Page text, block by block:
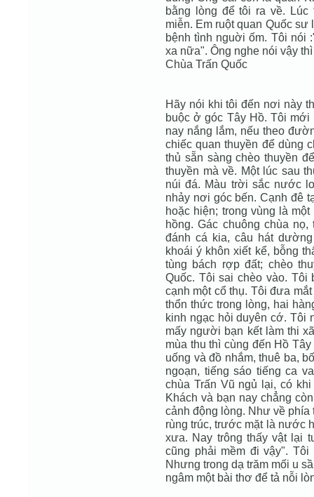
bằng lòng để tôi ra về.
miễn. Em ruột quan Quốc
bệnh tình nguời ốm. Tôi nói
xa nữa". Ông nghe nói vậy
Chùa Trấn Quốc
Hãy nói khi tôi đến nơi này
buộc ở góc Tây Hồ. Tôi
nay nắng lắm, nếu theo
chiếc quan thuyền để dùng
thủ sẵn sàng chèo thuyền
thuyền mà về. Một lúc sau
núi đá. Màu trời sắc nước
nhảy nơi góc bến. Cạnh đê
hoặc hiện; trong vùng là
hồng. Gác chuông chùa
đánh cá kia, câu hát
khoái ý khôn xiết kể, bỗng
tùng bách rợp đất; chèo
Quốc. Tôi sai chèo vào.
cạnh một cổ thụ. Tôi đưa
thổn thức trong lòng, hai
kinh ngạc hỏi duyên cớ. Tôi
mấy người bạn kết làm thi
mùa thu thì cùng đến Hồ
uống và đồ nhắm, thuê ba,
ngoạn, tiếng sáo tiếng ca
chùa Trấn Vũ ngủ lại, có
Khách và bạn nay chẳng
cảnh động lòng. Như về
rùng trúc, trước mặt là nước
xưa. Nay trông thấy vật lại
cũng phải mềm đi vậy".
Nhưng trong dạ trăm mối u
ngâm một bài thơ để tả nỗi